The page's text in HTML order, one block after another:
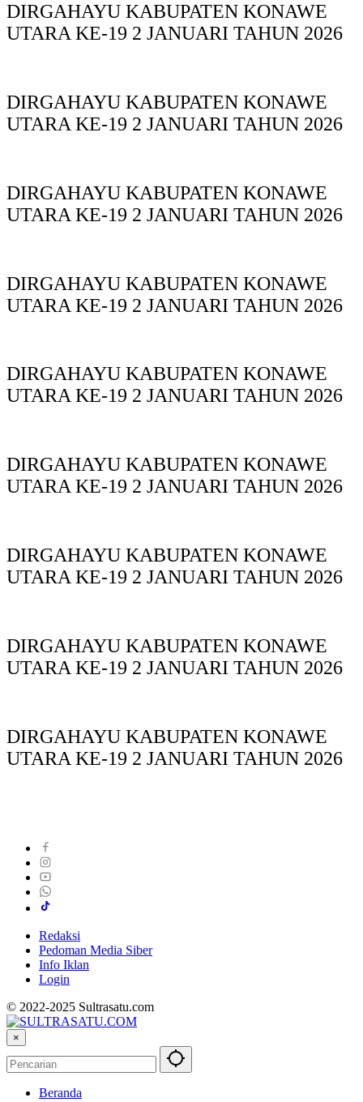
DIRGAHAYU KABUPATEN KONAWE
UTARA KE-19 2 JANUARI TAHUN 2026
DIRGAHAYU KABUPATEN KONAWE
UTARA KE-19 2 JANUARI TAHUN 2026
DIRGAHAYU KABUPATEN KONAWE
UTARA KE-19 2 JANUARI TAHUN 2026
DIRGAHAYU KABUPATEN KONAWE
UTARA KE-19 2 JANUARI TAHUN 2026
DIRGAHAYU KABUPATEN KONAWE
UTARA KE-19 2 JANUARI TAHUN 2026
DIRGAHAYU KABUPATEN KONAWE
UTARA KE-19 2 JANUARI TAHUN 2026
DIRGAHAYU KABUPATEN KONAWE
UTARA KE-19 2 JANUARI TAHUN 2026
DIRGAHAYU KABUPATEN KONAWE
UTARA KE-19 2 JANUARI TAHUN 2026
DIRGAHAYU KABUPATEN KONAWE
UTARA KE-19 2 JANUARI TAHUN 2026
Redaksi
Pedoman Media Siber
Info Iklan
Login
© 2022-2025 Sultrasatu.com
×
Beranda